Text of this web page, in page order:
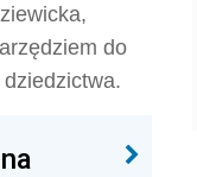
do